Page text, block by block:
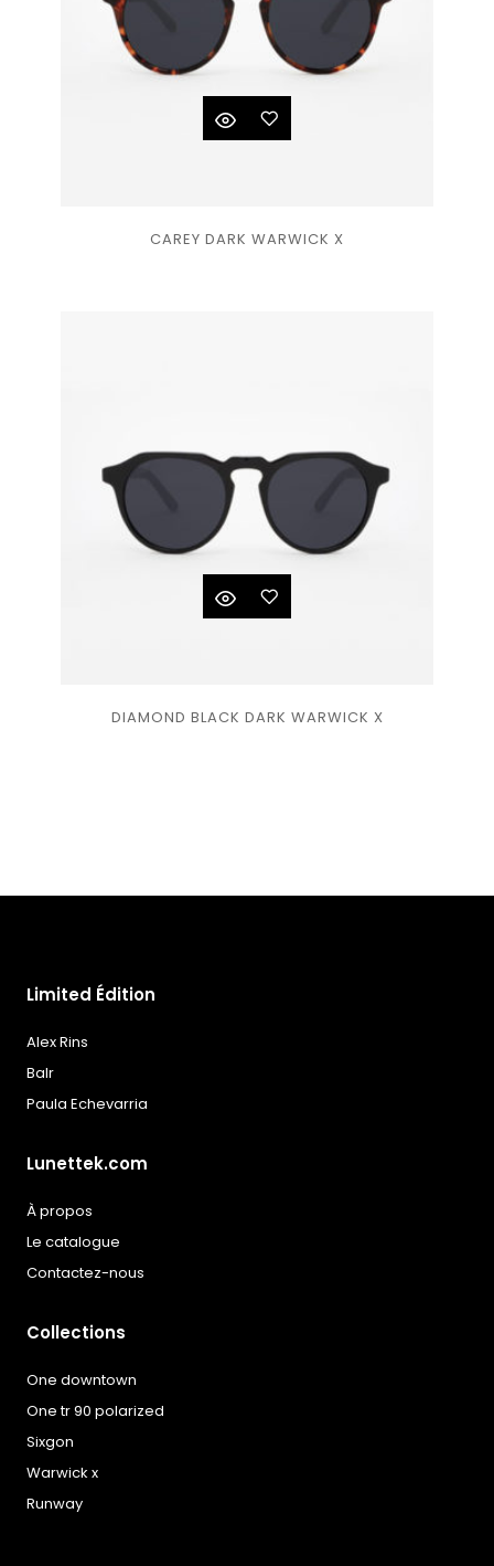
CAREY DARK WARWICK X
à la
DIAMOND BLACK DARK WARWICK X
à la
Limited Édition
Alex Rins
Balr
Paula Echevarria
Lunettek.com
À propos
Le catalogue
Contactez-nous
Collections
One downtown
One tr 90 polarized
Sixgon
Warwick x
Runway